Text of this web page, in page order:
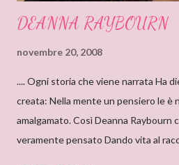
DEANNA RAYBOURN
novembre 20, 2008
.... Ogni storia che viene narrata Ha
creata: Nella mente un pensiero le è
amalgamato. Così Deanna Raybourn
veramente pensato Dando vita al